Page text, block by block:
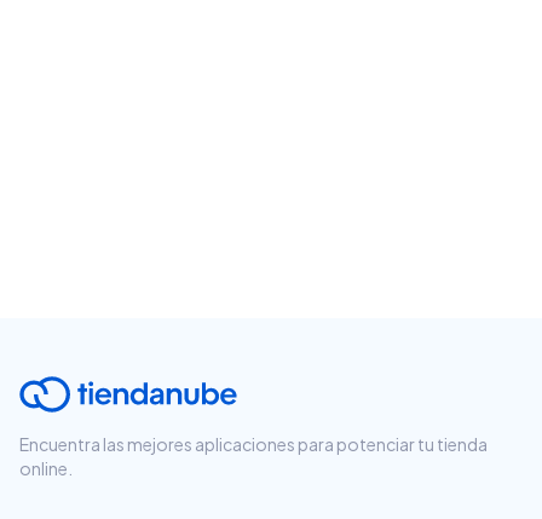
Encuentra las mejores aplicaciones para potenciar tu tienda
online.